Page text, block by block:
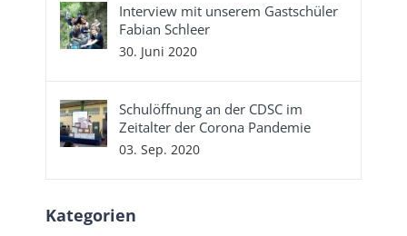
Interview mit unserem Gastschüler
Fabian Schleer
30. Juni 2020
Schulöffnung an der CDSC im
Zeitalter der Corona Pandemie
03. Sep. 2020
Kategorien